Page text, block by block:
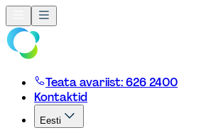
Teata avariist: 626 2400
Kontaktid
Eesti